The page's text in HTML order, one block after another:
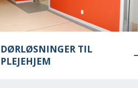
DØRLØSNINGER TIL
PLEJEHJEM